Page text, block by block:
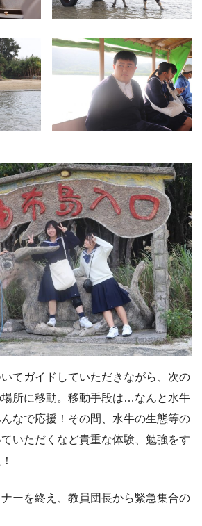
てガイドしていただきながら、次の
所に移動。移動手段は…なんと水牛
なで応援！その間、水牛の生態等の
いただくなど貴重な体験、勉強をす
ーを終え、教員団長から緊急集合の